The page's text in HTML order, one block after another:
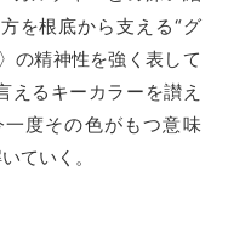
を根底から支える“グ
の精神性を強く表して
えるキーカラーを讃え
一度その色がもつ意味
ていく。